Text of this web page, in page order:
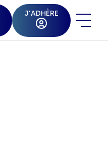
J'ADHÈRE